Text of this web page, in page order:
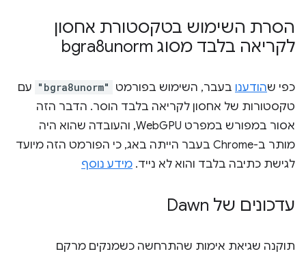
הסרת השימוש בטקסטורת אחסון
לקריאה בלבד מסוג bgra8unorm
כפי שהודענו בעבר, השימוש בפורמט "bgra8unorm" עם
טקסטורות של אחסון לקריאה בלבד הוסר. הדבר הזה
אסור במפורש במפרט WebGPU, והעובדה שהוא היה
מותר ב-Chrome בעבר הייתה באג, כי הפורמט הזה מיועד
לגישת כתיבה בלבד והוא לא נייד. מידע נוסף
עדכונים של Dawn
תוקנה שגיאת אימות שהתרחשה כשמנקים מרקם